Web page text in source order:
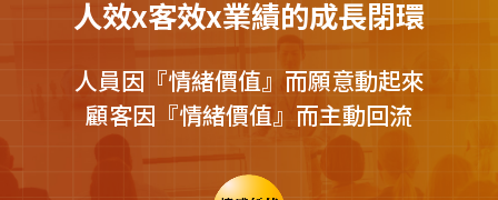
人效x客效x業績的成長閉環
人員因『情緒價值』而願意動起來
顧客因『情緒價值』而主動回流